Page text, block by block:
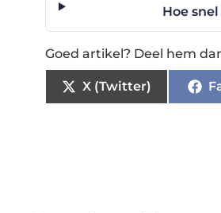
Hoe
Goed artikel? Deel hem
X (Twitter)